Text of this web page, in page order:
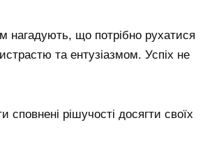
нагадують, що потрібно рухатися
та ентузіазмом. Успіх не
сповнені рішучості досягти своїх